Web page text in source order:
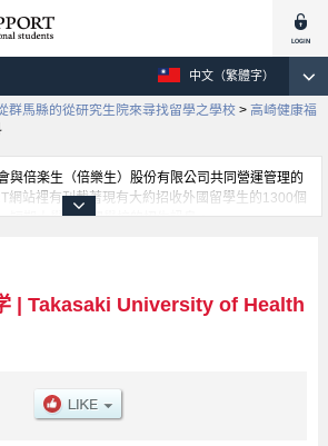
中文（繁體字）
群馬縣的從研究生院來尋找留學之學校 > 高崎健康福
與倍楽生（倍樂生）股份有限公司共同營運管理的
網站裡有刊載著現有大約招收外國留學生的1300個
短期大學、專門學校的招生訊息。
of Agriculture等各別研究科的不同訊息，以及
資訊、設施介紹、聯絡方式等對外國留學生是必要
查閱及利用此網站。
| Takasaki University of Health